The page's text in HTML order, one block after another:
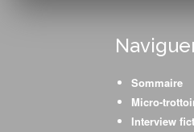
Sommaire
Micro-
Interview